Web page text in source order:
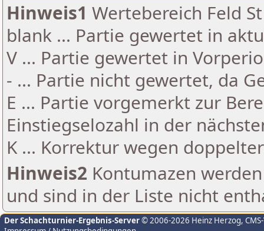
Hinweis1 Wertebereich Feld
blank ... Partie gewertet in
V ... Partie gewertet in
- ... Partie nicht gewertet, da
E ... Partie vorgemerkt zur
Einstiegselozahl in der
K ... Korrektur wegen
Hinweis2 Kontumazen
und sind in der Liste nicht
Der Schachturnier-Ergebnis-Server© 2006-2026 Heinz Herzog,